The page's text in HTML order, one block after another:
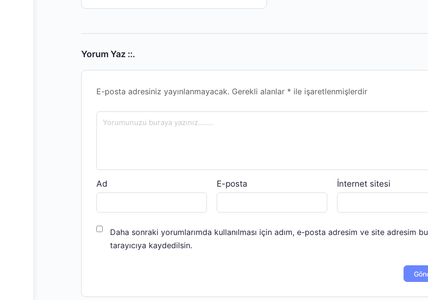
Yorum Yaz ::.
E-posta adresiniz yayınlanmayacak. Gerekli alanlar * ile işaretlenmişlerdir
Ad E-posta İnternet sitesi
Daha sonraki yorumlarımda kullanılması için adım, e-posta adresim ve site adresim bu
tarayıcıya kaydedilsin.